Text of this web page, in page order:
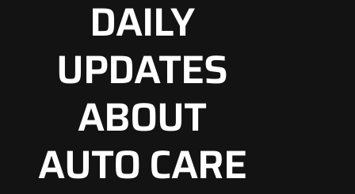
DAILY
UPDATES
ABOUT
AUTO CARE